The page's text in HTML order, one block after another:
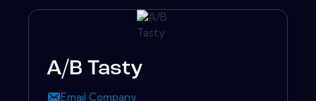
A/B Tasty
Email Company